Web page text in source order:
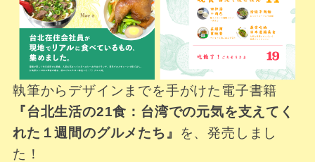
執筆からデザインまでを手がけた電子書籍
『台北生活の21食：台湾での元気を支えてく
れた１週間のグルメたち』
を、発売しまし
た！